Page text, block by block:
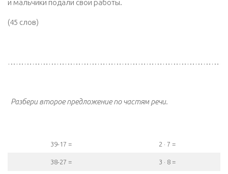
и мальчики подали свои работы.
(45 слов)
Разбери второе предложение по частям речи.
39-17 = 2 · 7 =
38-27 = 3 · 8 =